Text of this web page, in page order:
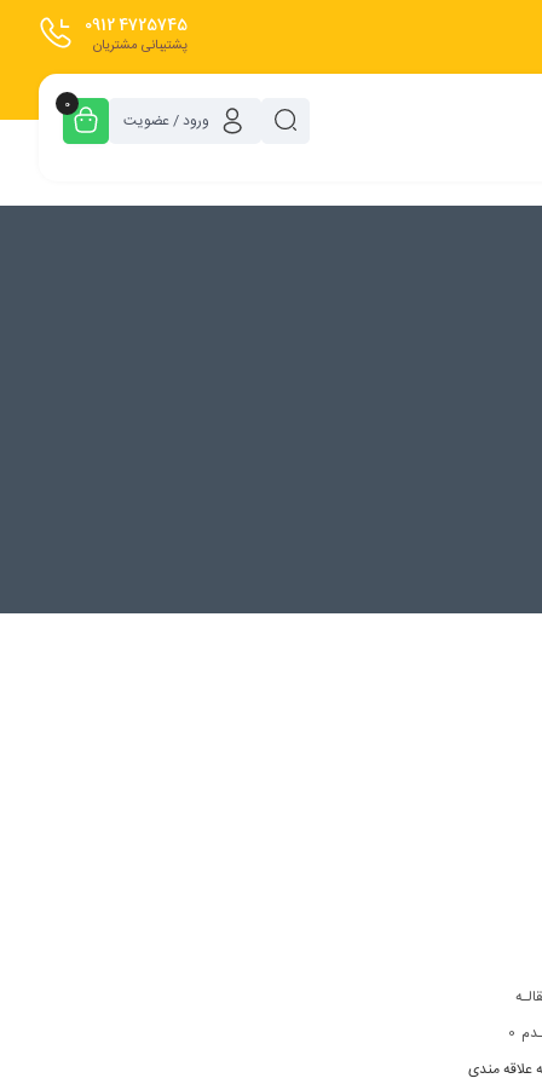
4725745
0912
پشتیبانی مشتریان
0
ورود / عضویت
0
علاقه مندی